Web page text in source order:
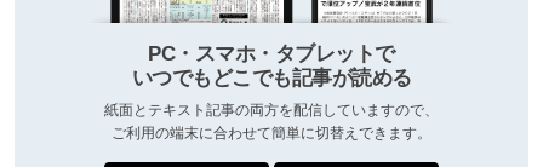
PC・スマホ・タブレットで
いつでもどこでも記事が読める
紙面とテキスト記事の両方を配信していますので、
ご利用の端末に合わせて簡単に切替えできます。